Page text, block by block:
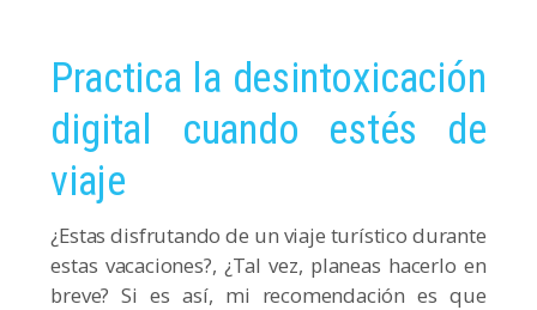
Practica la desintoxicación
digital cuando estés de
viaje
¿Estas disfrutando de un viaje turístico durante
estas vacaciones?, ¿Tal vez, planeas hacerlo en
breve? Si es así, mi recomendación es que